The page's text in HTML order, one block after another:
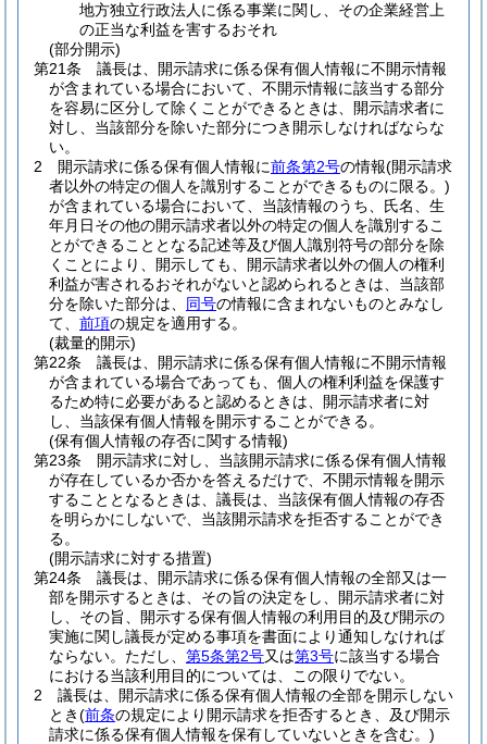
地方独立行政法人に係る事業に関し、その企業経営上
の正当な利益を害するおそれ
(部分開示)
第21条
議長は、開示請求に係る保有個人情報に不開示情報
が含まれている場合において、不開示情報に該当する部分
を容易に区分して除くことができるときは、開示請求者に
対し、当該部分を除いた部分につき開示しなければならな
い。
2
開示請求に係る保有個人情報に前条第2号の情報(開示請求
者以外の特定の個人を識別することができるものに限る。)
が含まれている場合において、当該情報のうち、氏名、生
年月日その他の開示請求者以外の特定の個人を識別するこ
とができることとなる記述等及び個人識別符号の部分を除
くことにより、開示しても、開示請求者以外の個人の権利
利益が害されるおそれがないと認められるときは、当該部
分を除いた部分は、 同号の情報に含まれないものとみなし
て、 前項の規定を適用する。
(裁量的開示)
第22条
議長は、開示請求に係る保有個人情報に不開示情報
が含まれている場合であっても、個人の権利利益を保護す
るため特に必要があると認めるときは、開示請求者に対
し、当該保有個人情報を開示することができる。
(保有個人情報の存否に関する情報)
第23条
開示請求に対し、当該開示請求に係る保有個人情報
が存在しているか否かを答えるだけで、不開示情報を開示
することとなるときは、議長は、当該保有個人情報の存否
を明らかにしないで、当該開示請求を拒否することができ
る。
(開示請求に対する措置)
第24条
議長は、開示請求に係る保有個人情報の全部又は一
部を開示するときは、その旨の決定をし、開示請求者に対
し、その旨、開示する保有個人情報の利用目的及び開示の
実施に関し議長が定める事項を書面により通知しなければ
ならない。 ただし、 第5条第2号又は第3号に該当する場合
における当該利用目的については、この限りでない。
2
議長は、開示請求に係る保有個人情報の全部を開示しない
とき(前条の規定により開示請求を拒否するとき、及び開示
請求に係る保有個人情報を保有していないときを含む。)